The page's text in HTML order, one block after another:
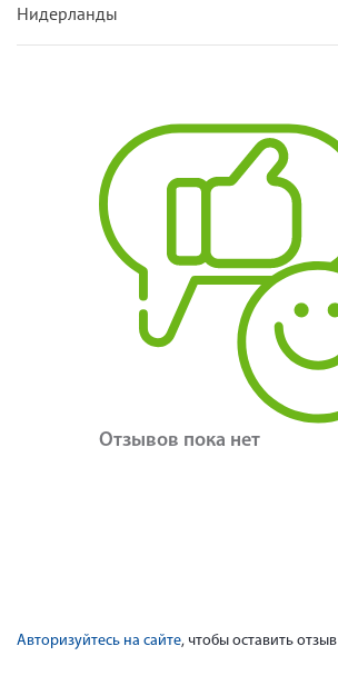
Нидерланды
Отзывов пока нет
Авторизуйтесь на сайте, чтобы оставить отзыв